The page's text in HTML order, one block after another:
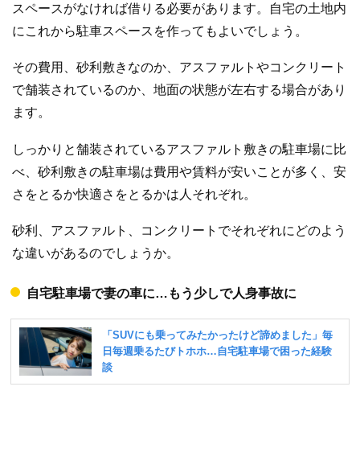
スペースがなければ借りる必要があります。自宅の土地内
にこれから駐車スペースを作ってもよいでしょう。
その費用、砂利敷きなのか、アスファルトやコンクリート
で舗装されているのか、地面の状態が左右する場合があり
ます。
しっかりと舗装されているアスファルト敷きの駐車場に比
べ、砂利敷きの駐車場は費用や賃料が安いことが多く、安
さをとるか快適さをとるかは人それぞれ。
砂利、アスファルト、コンクリートでそれぞれにどのよう
な違いがあるのでしょうか。
自宅駐車場で妻の車に…もう少しで人身事故に